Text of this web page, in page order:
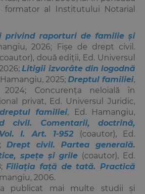
formator al Institutului Notarial
privind raporturi de familie și
2026; Fișe de drept civil.
două ediții, Ed. Universul
Litigii izvorâte din logodnă
2025; Dreptul familiei,
2024; Concurența neloială în
privat, Ed. Universul Juridic,
familiei, Ed. Hamangiu,
civil. Comentarii, doctrină,
I. Art. 1-952 (coautor), Ed.
Drept civil. Partea generală.
spețe și grile (coautor), Ed.
Filiația față de tată. Practică
2006.
a publicat mai multe studii și